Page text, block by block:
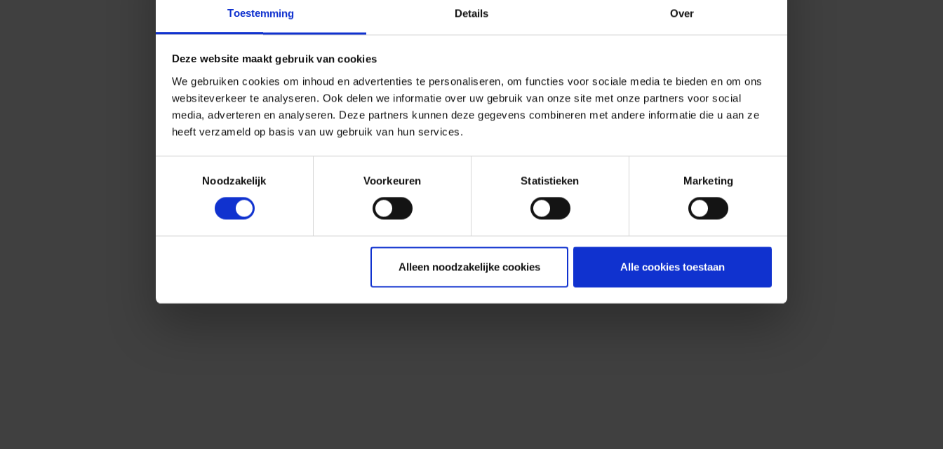
Toestemming Details Over
Deze website maakt gebruik van cookies
We gebruiken cookies om inhoud en advertenties te personaliseren, om functies voor sociale media te bieden en om ons
websiteverkeer te analyseren. Ook delen we informatie over uw gebruik van onze site met onze partners voor social
media, adverteren en analyseren. Deze partners kunnen deze gegevens combineren met andere informatie die u aan ze
heeft verzameld op basis van uw gebruik van hun services.
Noodzakelijk
Voorkeuren Statistieken Marketing
Alleen noodzakelijke cookies Alle cookies toestaan